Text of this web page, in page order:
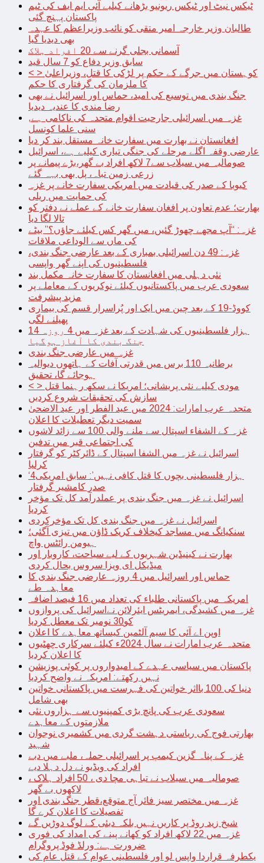
ٹیکس نیٹ اور ٹیکس ریونیو بڑھانے کیلیے آئی ایم ایف کی ٹیم
پاکستان پہنچ گئی
طالبان وزیر خارجہ امیر متقی کو نائب وزیراعظم کا عہدہ
بھی دیدیا گیا
آسمانی بجلی گرنے سے 20 افراد ہلاک
سابق وزیر دفاع کو 7 سال قید
< > کوہستان میں جرگے کے حکم پر لڑکی کا قتل، وزیراعلیٰ
کا ملزمان کی گرفتاری کا حکم
جنگ بندی میں توسیع کی امید، حماس اور اسرائیل نے بھی
رضا مندی کا عندیہ دیدیا
غزہ میں اسرائیلی جارحیت اقوام متحدہ کی ناکامی ہے,
سنی علما کونسل
افغانستان نے بھارت میں سفارت خانہ مستقل بند کر دیا
عارضی وقفہ اگلے مرحلے کی جنگی تیاری کیلیے ہے، اسرائیل
صومالیہ میں سیلاب سے7 لاکھ افراد بے گھر،بڑے پیمانے پر
زرعی زمین تباہ، پل بھی بہہ گئے
کیوبا کے صدر کی قیادت میں امریکی سفارت خانے پر غزہ
کی حمایت میں ریلی
بھارت؛ عدم تعاون پر افغان سفارت خانے کے عملے نے دفتر کو
تالا لگا دیا
غزہ: “آپ مجھے چھوڑ گئیں، میں گھر کس کیلئے جاؤں؟” بیٹے
کی ماں سے الوداعی ملاقات
غزہ: 49 دن اسرائیلی بمباری کے بعد عارضی جنگ بندی،
فلسطینیوں کی اپنے گھر واپسی
نئی دہلی میں افغانستان کا سفارت خانہ مکمل بند
سعودی عرب میں پاکستانیوں کیلئے نوکریوں کے معاملے پر
مزید پیشرفت
کووڈ-19 کے بعد چین میں ایک اور پُراسرار قسم کی بیماری
پھیلنے لگی
14 ہزار فلسطینیوں کی شہادت کے بعد غزہ میں 4 روزہ
جنگ بندی کا آغاز ہوگیا
غزہ میں عارضی جنگ بندی
برطانیہ 110 برس میں قدرتی آفات کے ہاتھوں دیوالیہ
ہوجائے گا، تحقیق
< > مودی کیلیے نئی پریشانی؛ امریکا نے سکھ رہنما قتل
سازش کی تحقیقات شروع کردیں
متحدہ عرب امارات: 2024 میں عید الفطر اور عید الاضحیٰ
سمیت دیگر تعطیلات کا اعلان
غزہ کے الشفاء اسپتال سے ملنے والی 100 سے زائد لاشوں
کی اجتماعی قبر میں تدفین
اسرائیل نے غزہ میں الشفا اسپتال کے ڈائرکٹر کو گرفتار
کرلیا
‘4ہزار فلسطینی بچوں کا قتل کافی نہیں’: سابق امریکی
صدر کامشیر گرفتار
اسرائیل نے غزہ میں جنگ بندی پر عملدرآمد کل تک مؤخر
کردیا
اسرائیل نے غزہ میں جنگ بندی کل تک مؤخرکردی
سنکیانگ میں مساجد کیخلاف کریک ڈاؤن میں تیزی آگئی؛
ہیومن رائٹس واچ
بھارت نے کینیڈین شہریوں کے لیے سیاحت، کاروبار اور
میڈیکل ای ویزا سروس بحال کردی
حماس اور اسرائیل میں 4 روزہ عارضی جنگ بندی کا
معاہدہ طے
امریکہ میں پاکستانی طلباء کی تعداد میں 16 فیصد اضافہ
غزہ میں کشیدگی، ایمریٹس ایئرلائن نےاسرائیل کی پروازوں
کو30 نومبر تک معطل کردیا
اوپن اے آئی کا سیم آلٹمین کیساتھ معاہدے کا اعلان
متحدہ عرب امارات نے سال 2024ء کیلئے سرکاری چھٹیوں
کا اعلان کردیا
پاکستان میں سیاسی عہدے کے امیدواروں پر کوئی پوزیشن
نہیں رکھتے: امریکہ نے واضح کردیا
دنیا کی 100 بااثر خواتین کی فہرست میں پاکستانی خواتین
بھی شامل
سعودی عرب کی پانچ بڑی کمپنیوں سے ہزاروں نئی
ملازمتوں کے معاہدے
بھارتی فوج کی ریاستی دہشت گردی میں کشمیری نوجوان
شہید
غزہ کے پناہ گزین کیمپ پر اسرائیلی حملہ، ملبے میں دبے
افراد کی ویڈیو نے دل دہلا دیے
صومالیہ میں سیلاب نے تباہی مچا دی ، 50 افراد ہلاک ،
لاکھوں بے گھر
غزہ میں مختصر سیز فائر آج متوقع،قطر جنگ بندی اور
تفصیلات کا اعلان کرے گا
شیخ زید روڈ پر کاریں نہیں بلکہ دبئی کے لوگ دوڑیں گے
غزہ میں 22 لاکھ افراد کو کھانے پینے کی امداد کی فوری
ضرورت ہے: ورلڈ فوڈ پروگرام
یکطرفہ قراردا واپس لو اور فلسطینی عوام کے قتل عام کی